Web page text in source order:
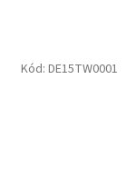
Kód: DE15TW0001